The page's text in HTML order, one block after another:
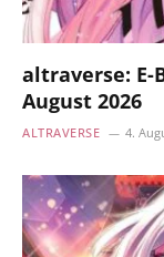
altraverse:
August 2026
ALTRAVERSE 4.